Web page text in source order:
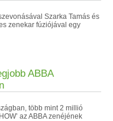
Szarka Tamás és
zenekar fúziójával egy
ABBA
több mint 2 millió
az ABBA zenéjének